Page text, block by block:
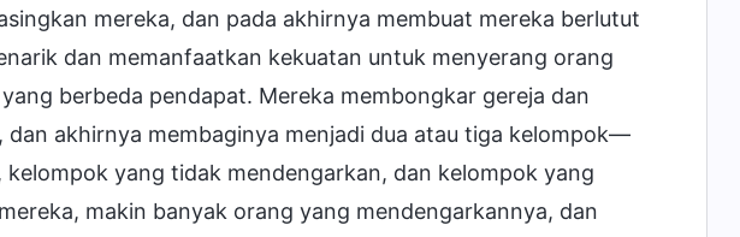
mereka, dan pada akhirnya membuat mereka berlutut
dan memanfaatkan kekuatan untuk menyerang orang
berbeda pendapat. Mereka membongkar gereja dan
dan akhirnya membaginya menjadi dua atau tiga kelompok—
yang tidak mendengarkan, dan kelompok yang
makin banyak orang yang mendengarkannya, dan